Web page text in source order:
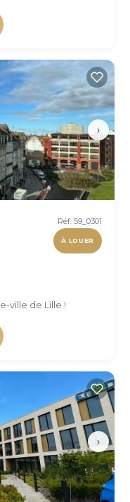
›
Réf. 59_0301
À LOUER
ville de Lille !
›